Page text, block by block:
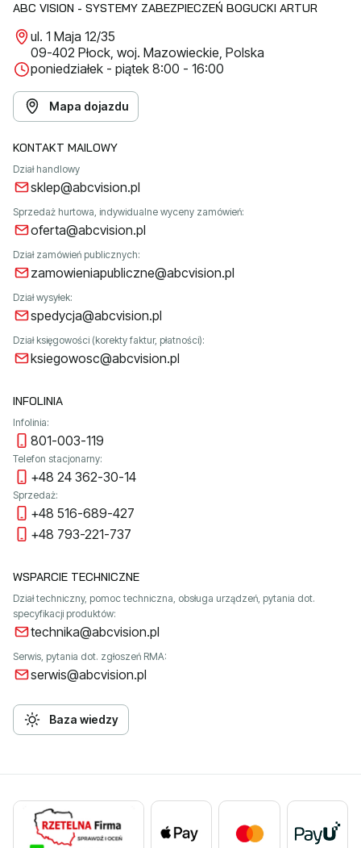
ABC VISION - SYSTEMY ZABEZPIECZEŃ BOGUCKI ARTUR
ul. 1 Maja 12/35
09-402 Płock, woj. Mazowieckie, Polska
poniedziałek - piątek 8:00 - 16:00
Mapa dojazdu
KONTAKT MAILOWY
Dział handlowy
sklep@abcvision.pl
Sprzedaż hurtowa, indywidualne wyceny zamówień:
oferta@abcvision.pl
Dział zamówień publicznych:
zamowieniapubliczne@abcvision.pl
Dział wysyłek:
spedycja@abcvision.pl
Dział księgowości (korekty faktur, płatności):
ksiegowosc@abcvision.pl
INFOLINIA
Infolinia:
801-003-119
Telefon stacjonarny:
+48 24 362-30-14
Sprzedaż:
+48 516-689-427
+48 793-221-737
WSPARCIE TECHNICZNE
Dział techniczny, pomoc techniczna, obsługa urządzeń, pytania dot.
specyfikacji produktów:
technika@abcvision.pl
Serwis, pytania dot. zgłoszeń RMA:
serwis@abcvision.pl
Baza wiedzy